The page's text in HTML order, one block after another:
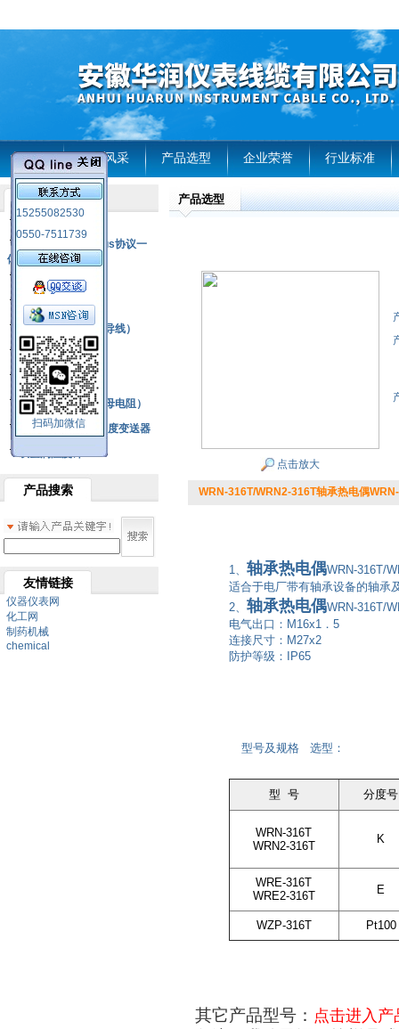
首页 企业风采 产品选型 企业荣誉 行业标准
15255082530
0550-7511739
扫码加微信
产品列表
RS485通讯modbus协议一
体化现场智能仪表
热电偶
压力式温度计
热电偶补偿电缆（导线）
振动传感器
热电阻
铂热电阻元件（云母电阻）
SBW系列一体化温度变送器
双金属温度计
产品搜索
友情链接
仪器仪表网
化工网
制药机械
chemical
产品选型
点击放大
WRN-316T/WRN2-316T轴承热电偶
1、 轴承热电偶WRN-316T/
适合于电厂带有轴承设备的轴承
2、 轴承热电偶WRN-316T/
电气出口：M16x1．5
连接尺寸：M27x2
防护等级：IP65
型号及规格 选型：
型 号 分度号
WRN-316T
WRN2-316T
K
WRE-316T
WRE2-316T
E
WZP-316T Pt100
其它产品型号： 点击进入产